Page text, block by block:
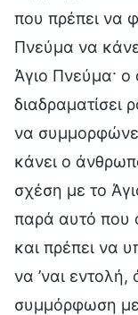
που πρέπει να
Πνεύμα να
Άγιο Πνεύμα·
διαδραματίσει
να
κάνει ο
σχέση με το
παρά αυτό που
και πρέπει να
να ’ναι
συμμόρφωση